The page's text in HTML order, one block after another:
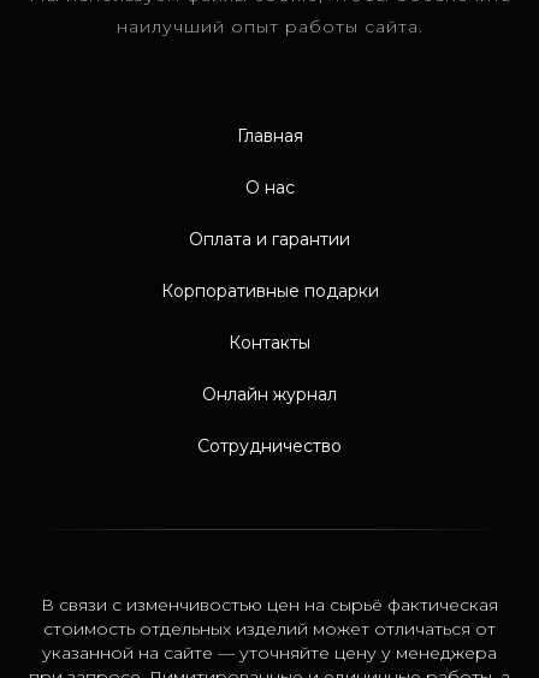
наилучший опыт работы сайта.
Главная
О нас
Оплата и гарантии
Корпоративные подарки
Контакты
Онлайн журнал
Сотрудничество
В связи с изменчивостью цен на сырьё фактическая
стоимость отдельных изделий может отличаться от
указанной на сайте — уточняйте цену у менеджера